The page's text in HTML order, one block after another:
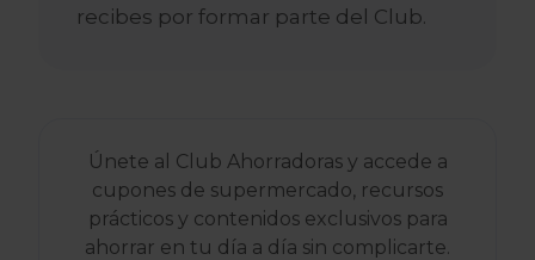
recibes por formar parte del Club.
Únete al Club Ahorradoras y accede a
cupones de supermercado, recursos
prácticos y contenidos exclusivos para
ahorrar en tu día a día sin complicarte.